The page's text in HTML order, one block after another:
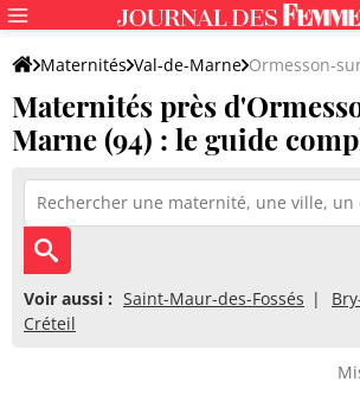
Maternités Val-de-Marne Ormesson-
Maternités près
Marne (94) : le guide
Voir aussi : Saint-Maur-des-Fossés
Créteil